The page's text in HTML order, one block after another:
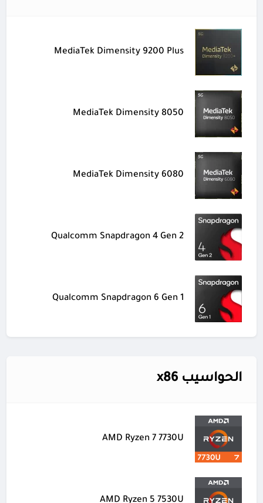
MediaTek Dimensity 9200 Plus
MediaTek Dimensity 8050
MediaTek Dimensity 6080
Qualcomm Snapdragon 4 Gen 2
Qualcomm Snapdragon 6 Gen 1
الحواسيب x86
AMD Ryzen 7 7730U
AMD Ryzen 5 7530U